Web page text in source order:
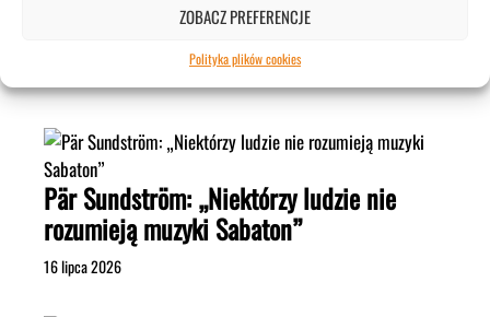
ZOBACZ PREFERENCJE
Polityka plików cookies
POPULARNE
Pär Sundström: „Niektórzy ludzie nie
rozumieją muzyki Sabaton”
16 lipca 2026